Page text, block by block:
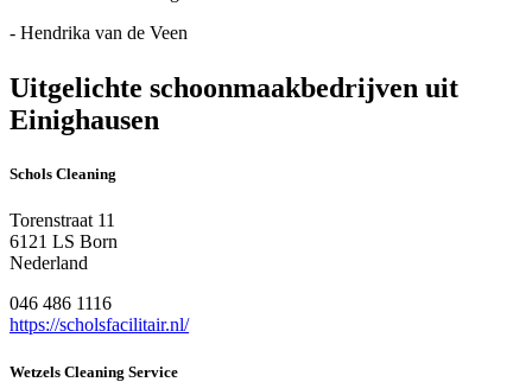
- Hendrika van de Veen
Uitgelichte schoonmaakbedrijven uit
Einighausen
Schols Cleaning
Torenstraat 11
6121 LS Born
Nederland
046 486 1116
https://scholsfacilitair.nl/
Wetzels Cleaning Service